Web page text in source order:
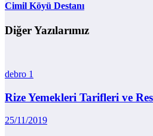
Cimil Köyü Destanı
Diğer Yazılarımız
debro 1
Rize Yemekleri Tarifleri ve
25/11/2019